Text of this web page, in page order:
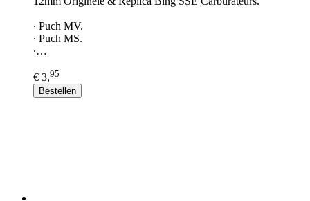
∙ Puch MV.
∙ Puch MS.
∙…
€ 3,95
Bestellen